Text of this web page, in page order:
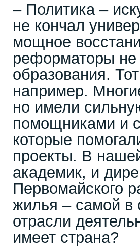
– Политика –
не кончал
мощное
реформаторы не
образования.
например.
но имели
помощниками и
которые
проекты. В
академик, и
Первомайского
жилья – самой в
отрасли
имеет страна?